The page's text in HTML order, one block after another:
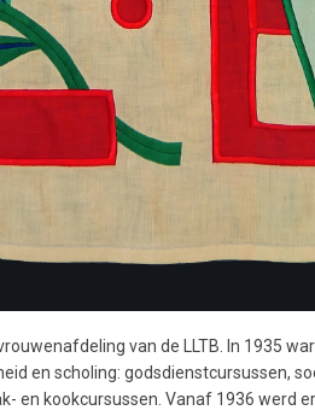
van de LLTB. In 1935
en scholing: godsdienstcursussen,
en kookcursussen. Vanaf 1936 werd